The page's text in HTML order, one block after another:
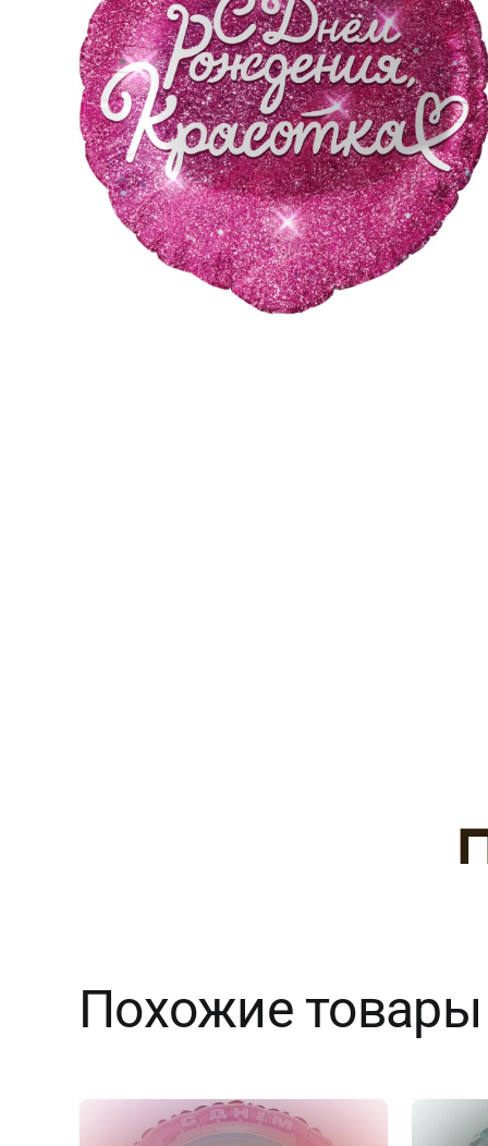
Похожие товары